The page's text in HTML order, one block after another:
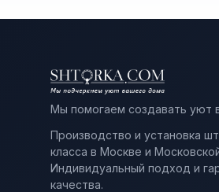
Мы помогаем создавать уют
Производство и установка
класса в Москве и
Индивидуальный подход и
качества.